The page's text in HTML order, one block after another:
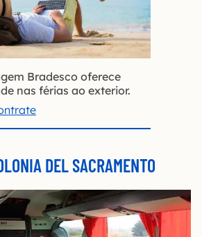
Bradesco oferece
nas férias ao exterior.
DEL SACRAMENTO